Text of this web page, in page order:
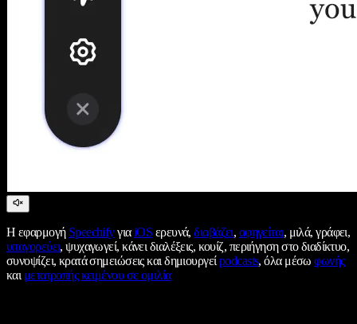
Η εφαρμογή SpeechifyγιαiOS ερευνά,διαβάζει, αφηγείται, μιλά, γράφει,
υπαγορεύει, ψυχαγωγεί, κάνει διαλέξεις, κουίζ, περιήγηση στο διαδίκτυο,
συνοψίζει, κρατά σημειώσεις και δημιουργείpodcasts, όλα μέσωφωνής
καιμετατροπής κειμένου σε ομιλία